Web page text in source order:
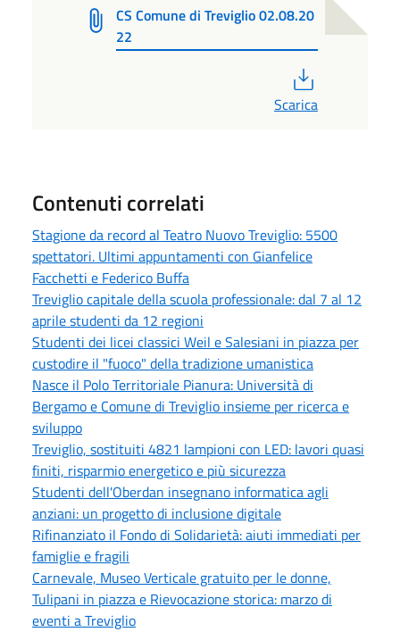
CS Comune di Treviglio 02.08.20
22
Scarica
Contenuti correlati
Stagione da record al Teatro Nuovo Treviglio: 5500
spettatori. Ultimi appuntamenti con Gianfelice
Facchetti e Federico Buffa
Treviglio capitale della scuola professionale: dal 7 al 12
aprile studenti da 12 regioni
Studenti dei licei classici Weil e Salesiani in piazza per
custodire il "fuoco" della tradizione umanistica
Nasce il Polo Territoriale Pianura: Università di
Bergamo e Comune di Treviglio insieme per ricerca e
sviluppo
Treviglio, sostituiti 4821 lampioni con LED: lavori quasi
finiti, risparmio energetico e più sicurezza
Studenti dell'Oberdan insegnano informatica agli
anziani: un progetto di inclusione digitale
Rifinanziato il Fondo di Solidarietà: aiuti immediati per
famiglie e fragili
Carnevale, Museo Verticale gratuito per le donne,
Tulipani in piazza e Rievocazione storica: marzo di
eventi a Treviglio